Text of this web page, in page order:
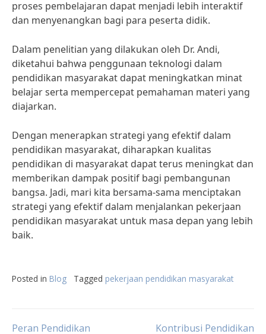
proses pembelajaran dapat menjadi lebih interaktif
dan menyenangkan bagi para peserta didik.
Dalam penelitian yang dilakukan oleh Dr. Andi,
diketahui bahwa penggunaan teknologi dalam
pendidikan masyarakat dapat meningkatkan minat
belajar serta mempercepat pemahaman materi yang
diajarkan.
Dengan menerapkan strategi yang efektif dalam
pendidikan masyarakat, diharapkan kualitas
pendidikan di masyarakat dapat terus meningkat dan
memberikan dampak positif bagi pembangunan
bangsa. Jadi, mari kita bersama-sama menciptakan
strategi yang efektif dalam menjalankan pekerjaan
pendidikan masyarakat untuk masa depan yang lebih
baik.
Posted in Blog Tagged pekerjaan pendidikan masyarakat
Peran Pendidikan
Kontribusi Pendidikan